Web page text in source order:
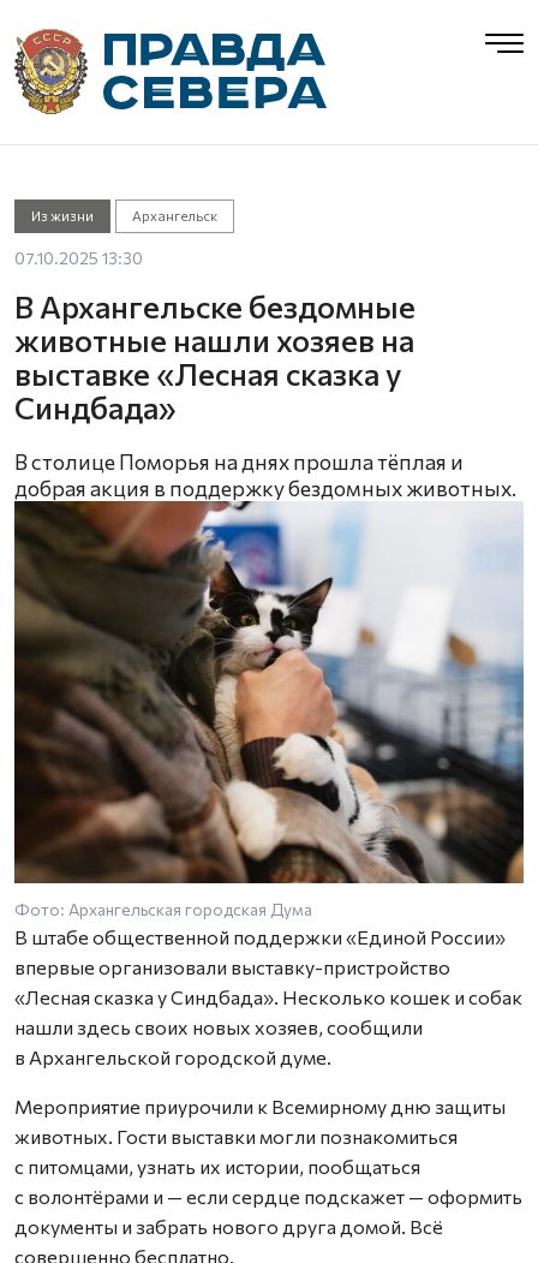
Из жизни Архангельск
07.10.2025 13:30
В Архангельске бездомные
животные нашли хозяев на
выставке «Лесная сказка у
Синдбада»
В столице Поморья на днях прошла тёплая и
добрая акция в поддержку бездомных животных.
Фото: Архангельская городская Дума
В штабе общественной поддержки «Единой России»
впервые организовали выставку-пристройство
«Лесная сказка у Синдбада». Несколько кошек и собак
нашли здесь своих новых хозяев, сообщили
в Архангельской городской думе.
Мероприятие приурочили к Всемирному дню защиты
животных. Гости выставки могли познакомиться
с питомцами, узнать их истории, пообщаться
с волонтёрами и — если сердце подскажет — оформить
документы и забрать нового друга домой. Всё
совершенно бесплатно.